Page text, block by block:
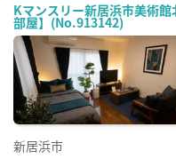
Kマンスリー新居浜市美術
部屋】(No.913142)
新居浜市